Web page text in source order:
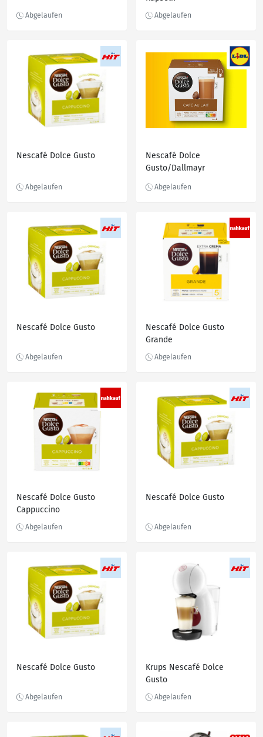
Nescafé Dolce Gusto
Nescafé Dolce
Gusto/Dallmayr
300/210/349,5/225/
Nescafé Dolce Gusto
Nescafé Dolce Gusto
Grande
Nescafé Dolce Gusto
Cappuccino
Nescafé Dolce Gusto
Nescafé Dolce Gusto
Krups Nescafé Dolce
Gusto